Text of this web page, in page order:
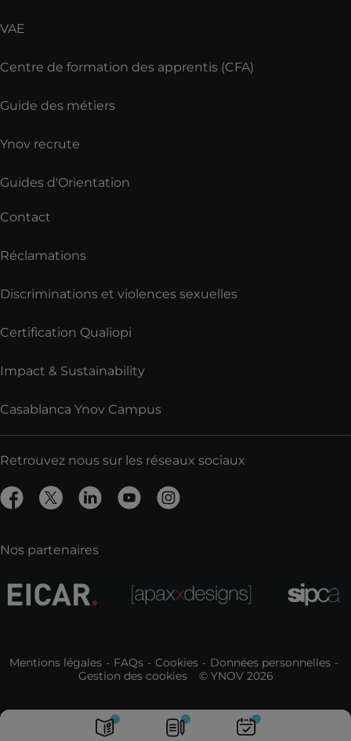
Brochures Candidater Portes
VAE
Centre de formation des apprentis (CFA)
Guide des métiers
Ynov recrute
Guides d'Orientation
Contact
Réclamations
Discriminations et violences sexuelles
Certification Qualiopi
Impact & Sustainability
Casablanca Ynov Campus
Retrouvez nous sur les réseaux sociaux
Nos partenaires
Mentions légales FAQs Cookies
Données personnelles
Gestion des cookies
© YNOV 2026